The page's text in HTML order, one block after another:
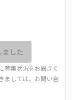
ました
募集状況をお聞きく
ましては、お問い合